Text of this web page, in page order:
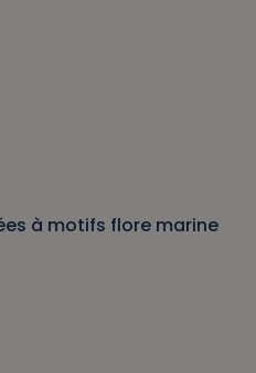
à motifs flore marine